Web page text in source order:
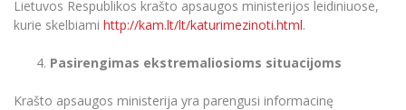
Lietuvos Respublikos krašto apsaugos ministerijos leidiniuose,
kurie skelbiami http://kam.lt/lt/katurimezinoti.html.
Pasirengimas ekstremaliosioms situacijoms
Krašto apsaugos ministerija yra parengusi informacinę